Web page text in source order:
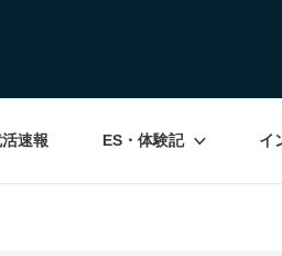
速報 ES・体験記 イ